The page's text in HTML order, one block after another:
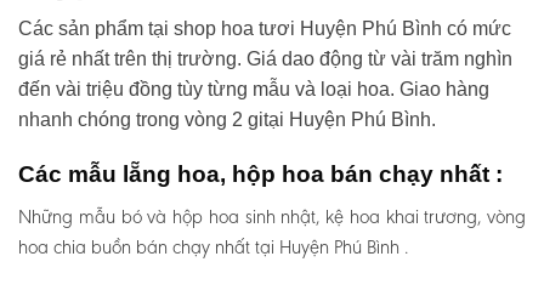
Các sản phẩm tại shop hoa tươi Huyện Phú Bình có mức
giá rẻ nhất trên thị trường. Giá dao động từ vài trăm nghìn
đến vài triệu đồng tùy từng mẫu và loại hoa. Giao hàng
nhanh chóng trong vòng 2 gitại Huyện Phú Bình.
Các mẫu lẵng hoa, hộp hoa bán chạy nhất :
Những mẫu bó và hộp hoa sinh nhật, kệ hoa khai trương, vòng
hoa chia buồn bán chạy nhất tại Huyện Phú Bình .